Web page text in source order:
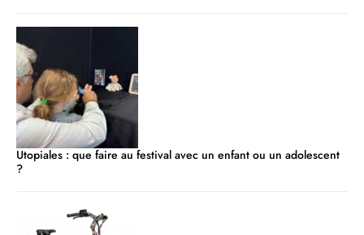
Utopiales : que faire au festival avec un enfant ou un adolescent
?